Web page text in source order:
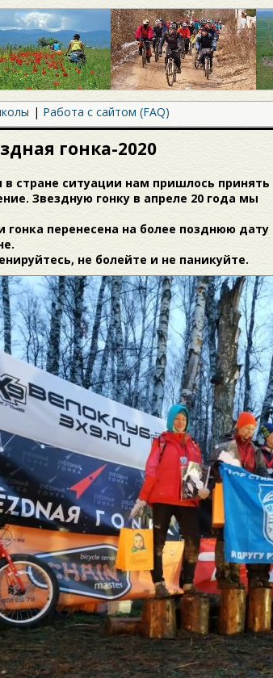
Работа с сайтом (FAQ)
гонка-2020
стране ситуации нам пришлось принять
Звездную гонку в апреле 20 года мы
перенесена на более позднюю
не болейте и не паникуйте.